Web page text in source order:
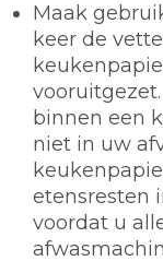
Maak
keer de
binnen een
niet in uw
etensresten
voordat u